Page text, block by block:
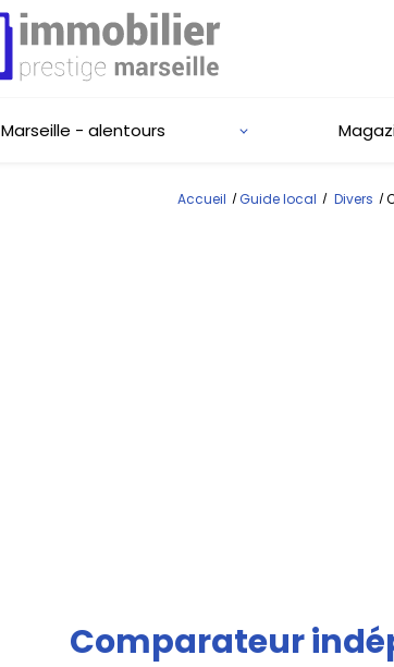
Marseille - alentours
Accueil Guide local Divers
Comparateur